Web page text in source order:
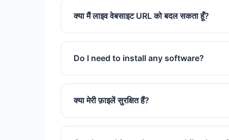
क्या मैं लाइव वेबसाइट URL को बदल सकता हूँ?
बिल्कुल। आप बस URL टैब में वेबसाइट का लिंक
उसे डाउनलोड करने योग्य PDF में बदल देगा।
Do I need to install any software?
No installation is required. This is a
क्या मेरी फ़ाइलें सुरक्षित हैं?
हाँ। हम आपकी गोपनीयता को प्राथमिकता देते
प्रोसेसिंग के एक घंटे बाद हमारे सर्वर से स्वचालित